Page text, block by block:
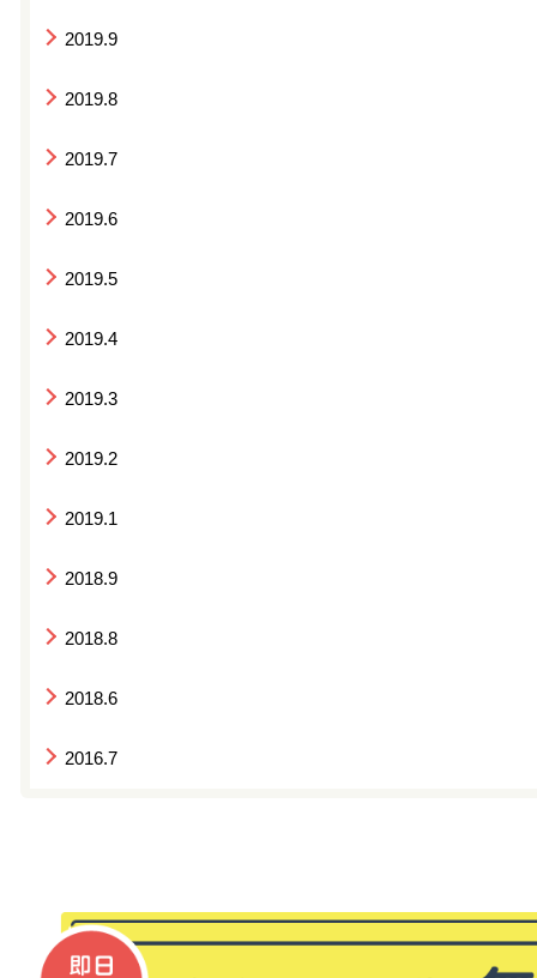
2019.9
2019.8
2019.7
2019.6
2019.5
2019.4
2019.3
2019.2
2019.1
2018.9
2018.8
2018.6
2016.7